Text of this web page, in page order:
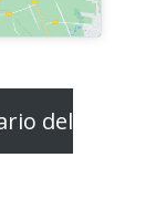
del